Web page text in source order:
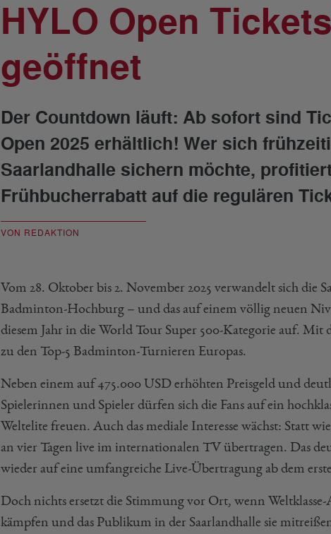
HYLO Open
geöffnet
Der Countdown läuft: Ab sofort sind
Open 2025 erhältlich! Wer sich
Saarlandhalle sichern möchte,
Frühbucherrabatt auf die regulären
VON REDAKTION
Vom 28. Oktober bis 2. November 2025 verwandelt sich die
Badminton-Hochburg – und das auf einem völlig neuen
diesem Jahr in die World Tour Super 500-Kategorie auf.
zu den Top-5 Badminton-Turnieren Europas.
Neben einem auf 475.000 USD erhöhten Preisgeld und
Spielerinnen und Spieler dürfen sich die Fans auf ein
Weltelite freuen. Auch das mediale Interesse wächst: Statt
an vier Tagen live im internationalen TV übertragen. Das
wieder auf eine umfangreiche Live-Übertragung ab dem
Doch nichts ersetzt die Stimmung vor Ort, wenn
kämpfen und das Publikum in der Saarlandhalle sie